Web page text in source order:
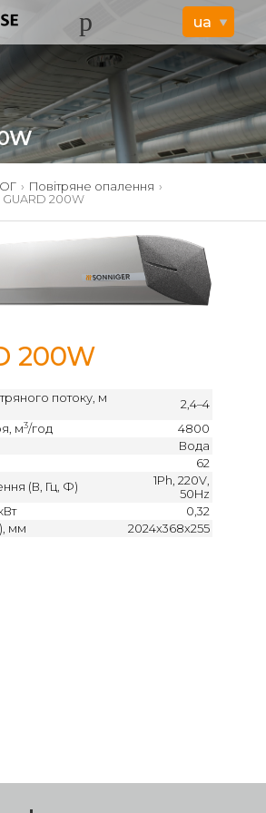
› Повітряне опалення ›
GUARD 200W
200W
потоку, м
2,4–4
м3/год
4800
Вода
62
(В, Гц, Ф)
1Ph, 220V,
50Hz
0,32
мм
2024x368x255